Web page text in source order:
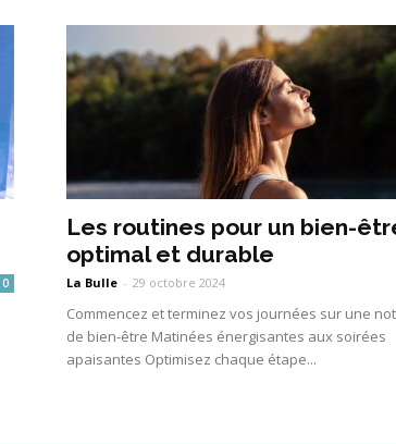
0
Les routines pour un bien-
optimal et durable
La Bulle - 29 octobre 2024
Commencez et terminez vos journées sur une
de bien-être Matinées énergisantes aux soirées
apaisantes Optimisez chaque étape...